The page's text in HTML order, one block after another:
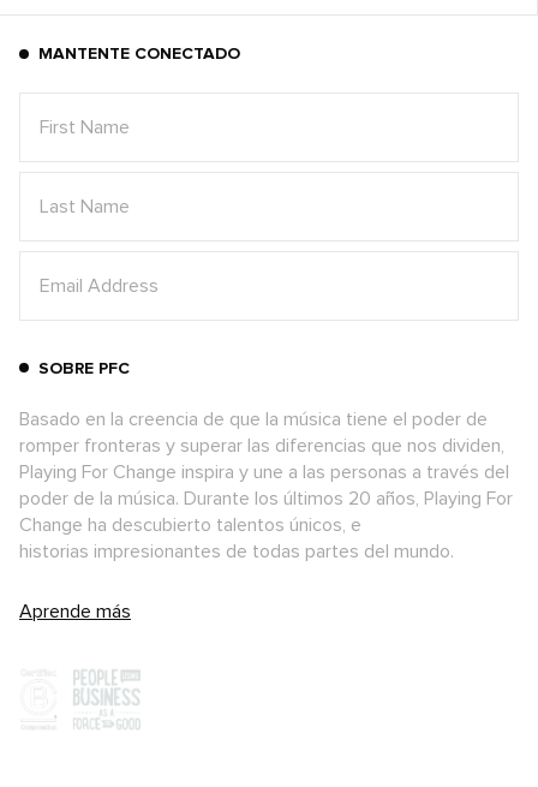
MANTENTE CONECTADO
SOBRE PFC
Basado en la creencia de que la música tiene el poder de
romper fronteras y superar las diferencias que nos dividen,
Playing For Change inspira y une a las personas a través del
poder de la música. Durante los últimos 20 años, Playing For
Change ha descubierto talentos únicos, e
historias impresionantes de todas partes del mundo.
Aprende más